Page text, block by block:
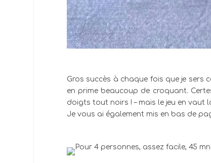
Gros succès à chaque fois que je sers
en prime beaucoup de croquant.
doigts tout noirs ! – mais le jeu en vaut
Je vous ai également mis en bas de